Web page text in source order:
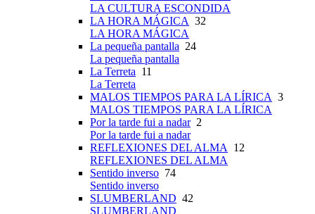
LA CULTURA ESCONDIDA
LA HORA MÁGICA 32
LA HORA MÁGICA
La pequeña pantalla 24
La pequeña pantalla
La Terreta 11
La Terreta
MALOS TIEMPOS PARA LA LÍRICA 3
MALOS TIEMPOS PARA LA LÍRICA
Por la tarde fui a nadar2
Por la tarde fui a nadar
REFLEXIONES DEL ALMA 12
REFLEXIONES DEL ALMA
Sentido inverso 74
Sentido inverso
SLUMBERLAND 42
SLUMBERLAND